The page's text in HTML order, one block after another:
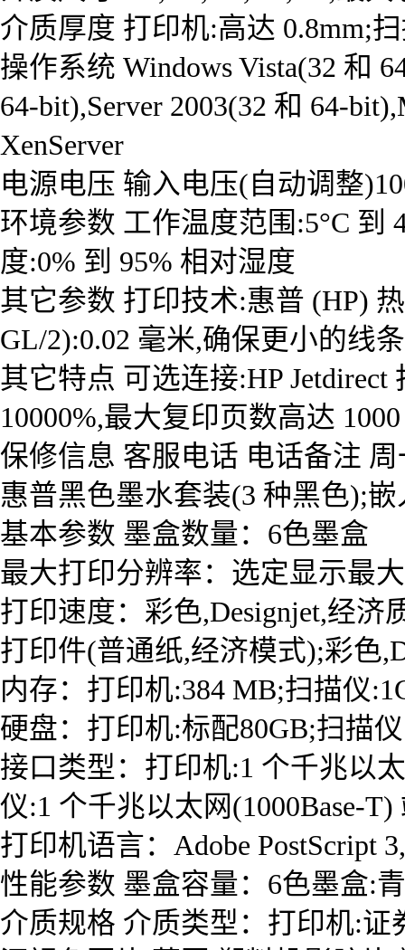
介质厚度 打印机:高达 0.8mm;
操作系统 Windows Vista(32 和
64-bit),Server 2003(32 和 64-
XenServer
电源电压 输入电压(自动调整
环境参数 工作温度范围:5°C 到
度:0% 到 95% 相对湿度
其它参数 打印技术:惠普 (HP)
GL/2):0.02 毫米,确保更小的线
其它特点 可选连接:HP
10000%,最大复印页数高达
保修信息 客服电话 电话备注
惠普黑色墨水套装(3 种黑色);嵌
基本参数 墨盒数量：6色墨盒
最大打印分辨率：选定显示最
打印速度：彩色,Designjet,经济
打印件(普通纸,经济模式);彩色
内存：打印机:384 MB;扫描仪
硬盘：打印机:标配80GB;扫描
接口类型：打印机:1 个千兆以
仪:1 个千兆以太网(1000Base-
打印机语言：Adobe PostScript
性能参数 墨盒容量：6色墨盒:
介质规格 介质类型：打印机: